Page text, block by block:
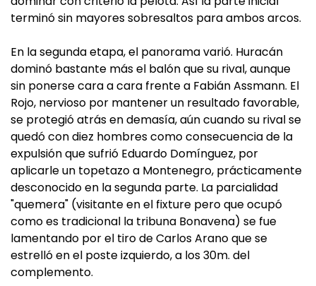
terminó sin mayores sobresaltos para ambos arcos.
En la segunda etapa, el panorama varió. Huracán
dominó bastante más el balón que su rival, aunque
sin ponerse cara a cara frente a Fabián Assmann. El
Rojo, nervioso por mantener un resultado favorable,
se protegió atrás en demasía, aún cuando su rival se
quedó con diez hombres como consecuencia de la
expulsión que sufrió Eduardo Domínguez, por
aplicarle un topetazo a Montenegro, prácticamente
desconocido en la segunda parte. La parcialidad
"quemera" (visitante en el fixture pero que ocupó
como es tradicional la tribuna Bonavena) se fue
lamentando por el tiro de Carlos Arano que se
estrelló en el poste izquierdo, a los 30m. del
complemento.